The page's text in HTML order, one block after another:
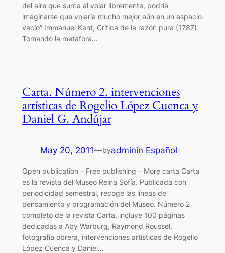
del aire que surca al volar libremente, podría
imaginarse que volaría mucho mejor aún en un espacio
vacío” Immanuel Kant, Crítica de la razón pura (1787)
Tomando la metáfora…
Carta. Número 2. intervenciones
artísticas de Rogelio López Cuenca y
Daniel G. Andújar
May 20, 2011—byadminin Español
Open publication – Free publishing – More carta Carta
es la revista del Museo Reina Sofía. Publicada con
periodicidad semestral, recoge las líneas de
pensamiento y programación del Museo. Número 2
completo de la revista Carta, incluye 100 páginas
dedicadas a Aby Warburg, Raymond Roussel,
fotografía obrera, intervenciones artísticas de Rogelio
López Cuenca y Daniel…